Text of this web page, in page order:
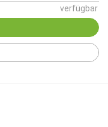
verfügbar